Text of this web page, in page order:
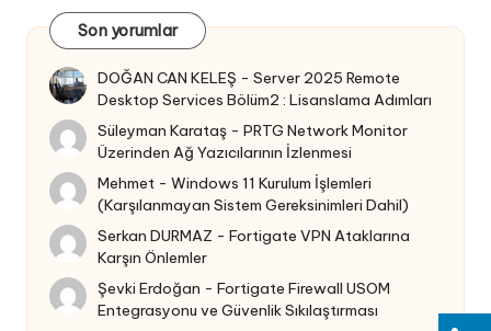
Son yorumlar
DOĞAN CAN KELEŞ -Server 2025 Remote
Desktop Services Bölüm2 : Lisanslama Adımları
Süleyman Karataş -PRTG Network Monitor
Üzerinden Ağ Yazıcılarının İzlenmesi
Mehmet -Windows 11 Kurulum İşlemleri
(Karşılanmayan Sistem Gereksinimleri Dahil)
Serkan DURMAZ -Fortigate VPN Ataklarına
Karşın Önlemler
Şevki Erdoğan -Fortigate Firewall USOM
Entegrasyonu ve Güvenlik Sıkılaştırması